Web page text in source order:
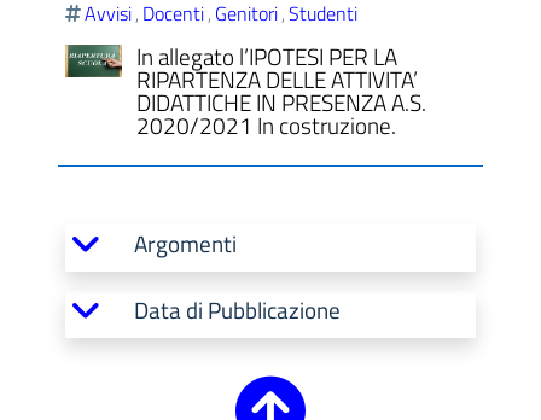
del sito
Avvisi, Docenti, Genitori,Studenti
In allegato l’IPOTESI PER LA
RIPARTENZA DELLE ATTIVITA’
DIDATTICHE IN PRESENZA A.S.
2020/2021 In costruzione.
Argomenti
Data di Pubblicazione